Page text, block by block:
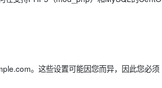
。这些设置可能因您而异，因此您必须